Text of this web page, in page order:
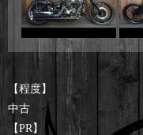
【程度】
中古
【PR】